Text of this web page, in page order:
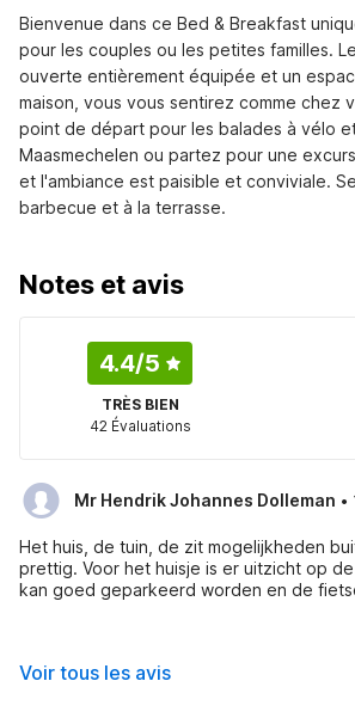
Bienvenue dans ce Bed & Breakfast
pour les couples ou les petites familles.
ouverte entièrement équipée et un
maison, vous vous sentirez comme chez
point de départ pour les balades à vélo
Maasmechelen ou partez pour une
et l'ambiance est paisible et conviviale.
barbecue et à la terrasse.
Notes et avis
4.4/5
TRÈS BIEN
42 Évaluations
Mr Hendrik Johannes Dolleman ·
Het huis, de tuin, de zit mogelijkheden
prettig. Voor het huisje is er uitzicht op
kan goed geparkeerd worden en de
Voir tous les avis